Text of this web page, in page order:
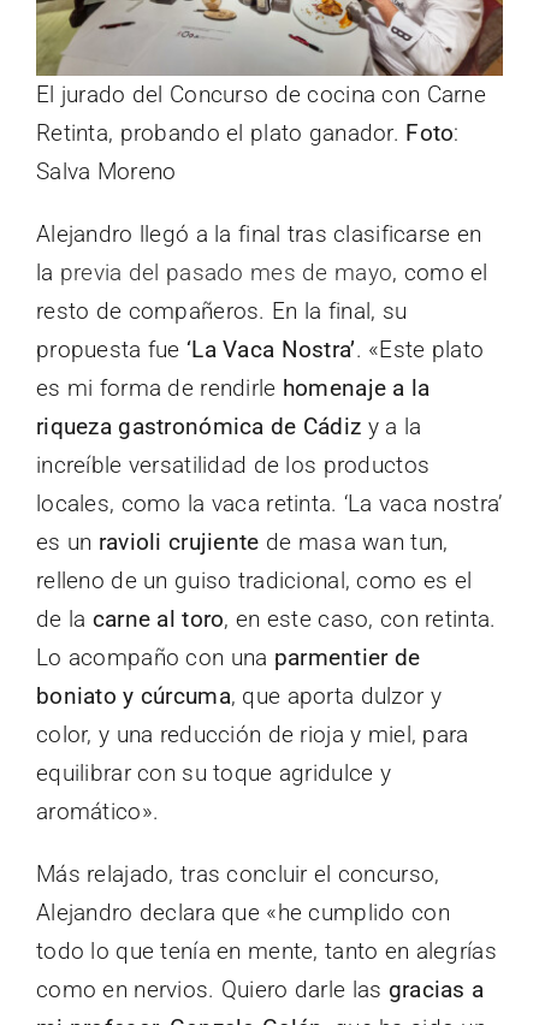
El jurado del Concurso de cocina con Carne
Retinta, probando el plato ganador. Foto:
Salva Moreno
Alejandro llegó a la final tras clasificarse en
la previa del pasado mes de mayo, como el
resto de compañeros. En la final, su
propuesta fue ‘La Vaca Nostra’. «Este plato
es mi forma de rendirle homenaje a la
riqueza gastronómica de Cádiz y a la
increíble versatilidad de los productos
locales, como la vaca retinta. ‘La vaca nostra’
es un ravioli crujiente de masa wan tun,
relleno de un guiso tradicional, como es el
de la carne al toro, en este caso, con retinta.
Lo acompaño con una parmentier de
boniato y cúrcuma, que aporta dulzor y
color, y una reducción de rioja y miel, para
equilibrar con su toque agridulce y
aromático».
Más relajado, tras concluir el concurso,
Alejandro declara que «he cumplido con
todo lo que tenía en mente, tanto en alegrías
como en nervios. Quiero darle las gracias a